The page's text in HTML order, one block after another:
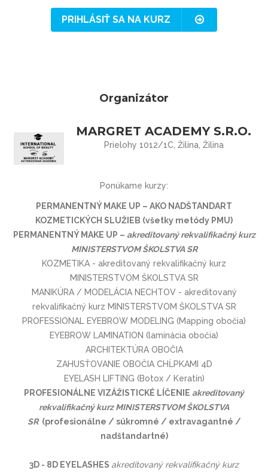
PRIHLÁSIŤ SA NA KURZ
Organizátor
MARGRET ACADEMY S.R.O.
Prielohy 1012/1C, Žilina, Žilina
Ponúkame kurzy:
PERMANENTNÝ MAKE UP – AKO NADŠTANDART
KOZMETICKÝCH SLUŽIEB (všetky metódy PMU)
PERMANENTNÝ MAKE UP – akreditovaný rekvalifikačný kurz
MINISTERSTVOM ŠKOLSTVA SR
KOZMETIKA - akreditovaný rekvalifikačný kurz
MINISTERSTVOM ŠKOLSTVA SR
MANIKÚRA / MODELÁCIA NECHTOV - akreditovaný
rekvalifikačný kurz MINISTERSTVOM ŠKOLSTVA SR
PROFESSIONAL EYEBROW MODELING (Mapping obočia)
EYEBROW LAMINATION (laminácia obočia)
ARCHITEKTÚRA OBOČIA
ZAHUSŤOVANIE OBOČIA CHĹPKAMI 4D
EYELASH LIFTING (Botox / Keratín)
PROFESIONÁLNE VIZÁŽISTICKÉ LÍČENIE akreditovaný
rekvalifikačný kurz MINISTERSTVOM ŠKOLSTVA
SR (profesionálne / sú­kromné / extrava­gantné /
nadštan­dartné)
3D - 8D EYELASHES akreditovaný rekvalifikačný kurz